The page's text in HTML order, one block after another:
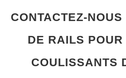
CONTACTEZ-
DE RAILS POUR
COULISSANTS